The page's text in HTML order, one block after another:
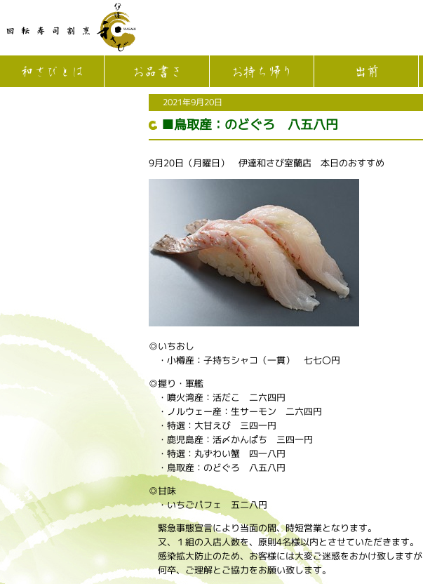
和さびとは お品書き お持ち帰り 出前
2021年9月20日
■鳥取産：のどぐろ 八五八円
9月20日（月曜日） 伊達和さび室蘭店 本日のおすすめ
◎いちおし
・小樽産：子持ちシャコ（一貫） 七七〇円
◎握り・軍艦
・噴火湾産：活だこ 二六四円
・ノルウェー産：生サーモン 二六四円
・特選：大甘えび 三四一円
・鹿児島産：活〆かんぱち 三四一円
・特選：丸ずわい蟹 四一八円
・鳥取産：のどぐろ 八五八円
◎甘味
・いちごパフェ 五二八円
緊急事態宣言により当面の間、時短営業となります。
又、１組の入店人数を、原則4名様以内とさせていただきます。
感染拡大防止のため、お客様には大変ご迷惑をおかけ致しますが
何卒、ご理解とご協力をお願い致します。